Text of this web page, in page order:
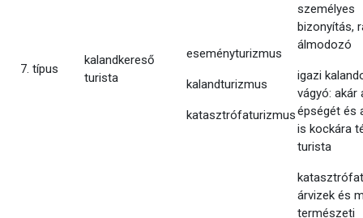
7. típus
kalandkereső
turista
eseményturizmus
kalandturizmus
katasztrófaturizmus
személyes
bizonyítás,
álmodozó
igazi
vágyó: akár
épségét és
is kockára
turista
árvizek és
természeti